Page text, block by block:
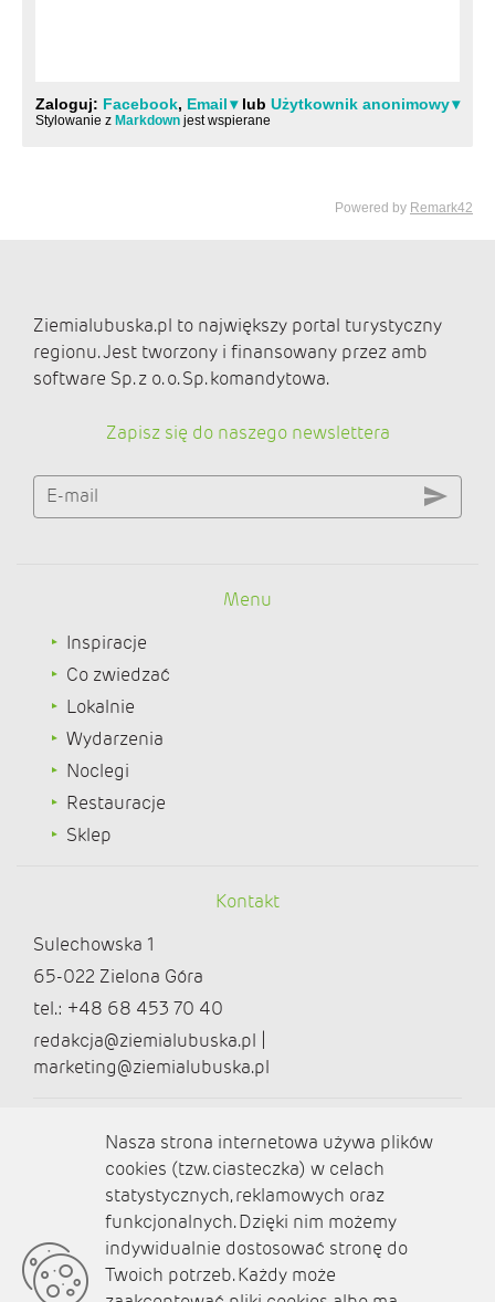
Ziemialubuska.pl to największy portal turystyczny
regionu. Jest tworzony i finansowany przez amb
software Sp. z o. o. Sp. komandytowa.
Zapisz się do naszego newslettera
E-mail
Menu
Inspiracje
Co zwiedzać
Lokalnie
Wydarzenia
Noclegi
Restauracje
Sklep
Kontakt
Sulechowska 1
65-022 Zielona Góra
tel.: +48 68 453 70 40
redakcja@ziemialubuska.pl |
marketing@ziemialubuska.pl
Media społecznościowe
O nas
Kontakt
Nasza strona internetowa używa plików
cookies (tzw. ciasteczka) w celach
statystycznych, reklamowych oraz
funkcjonalnych. Dzięki nim możemy
indywidualnie dostosować stronę do
Twoich potrzeb. Każdy może